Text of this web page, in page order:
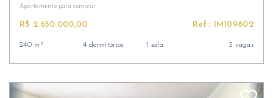
Apartamento para comprar
R$ 2.650.000,00 Ref.: IM109802
240 m² 4 dormitórios 1 sala 3 vagas